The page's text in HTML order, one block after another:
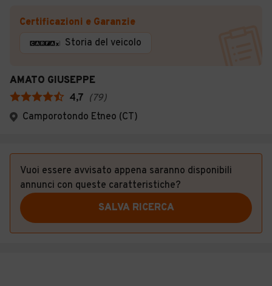
Certificazioni e Garanzie
Storia del veicolo
AMATO GIUSEPPE
4,7 (79)
Camporotondo Etneo (CT)
Vuoi essere avvisato appena saranno disponibili
annunci con queste caratteristiche?
SALVA RICERCA